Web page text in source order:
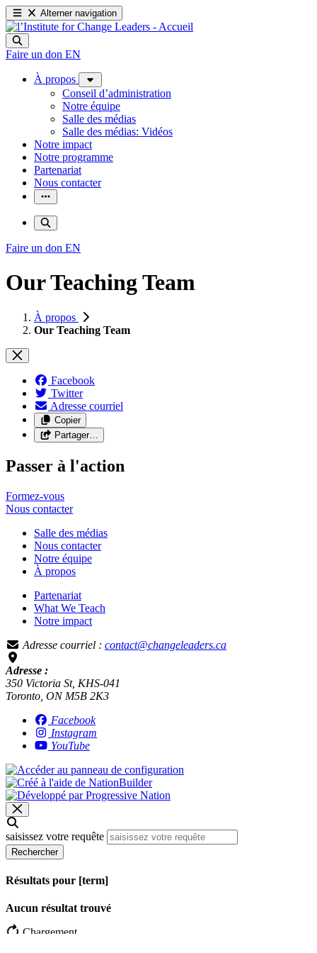
Alterner navigation
Faire un don EN
À propos
Conseil d’administration
Notre équipe
Salle des médias
Salle des médias: Vidéos
Notre impact
Notre programme
Partenariat
Nous contacter
Faire un don EN
Our Teaching Team
À propos
Our Teaching Team
Facebook
Twitter
Adresse courriel
Copier
Partager…
Passer à l'action
Formez-vous
Nous contacter
Salle des médias
Nous contacter
Notre équipe
À propos
Partenariat
What We Teach
Notre impact
Adresse courriel : contact@changeleaders.ca
Adresse :
350 Victoria St, KHS-041
Toronto, ON M5B 2K3
Facebook
Instagram
YouTube
saisissez votre requête
Rechercher
Résultats pour [term]
Aucun résultat trouvé
Chargement…